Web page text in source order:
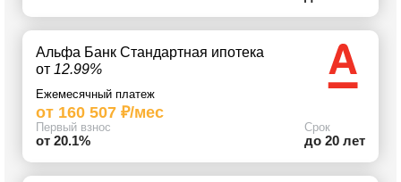
Альфа Банк Стандартная ипотека
от 12.99%
Ежемесячный платеж
от 160 507 ₽/мес
Первый взнос
от 20.1%
Срок
до 20 лет